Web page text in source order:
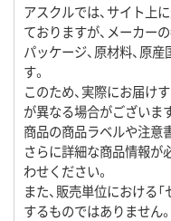
アスクルでは、サイト上
ておりますが、メーカーの
パッケージ、原材料、原
す。
このため、実際にお届け
が異なる場合がございま
商品の商品ラベルや注意
さらに詳細な商品情報が
わせください。
また、販売単位における
するものではありません